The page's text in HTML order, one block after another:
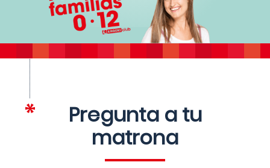
Pregunta a tu
matrona